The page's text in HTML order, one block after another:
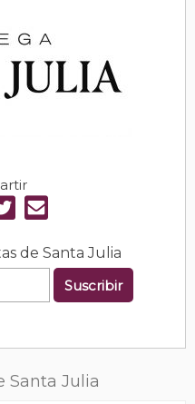
de Santa Julia
Suscribir
Santa Julia